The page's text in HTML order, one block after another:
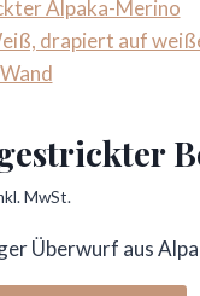
MwSt.
Überwurf aus